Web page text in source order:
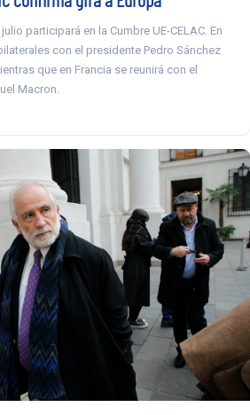
participará en la Cumbre UE-CELAC. En
con el presidente Pedro Sánchez
que en Francia se reunirá con el
Macron.